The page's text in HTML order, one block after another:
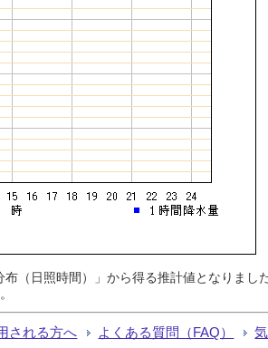
（日照時間）」から得る推計値となりまし
される方へ よくある質問（FAQ）